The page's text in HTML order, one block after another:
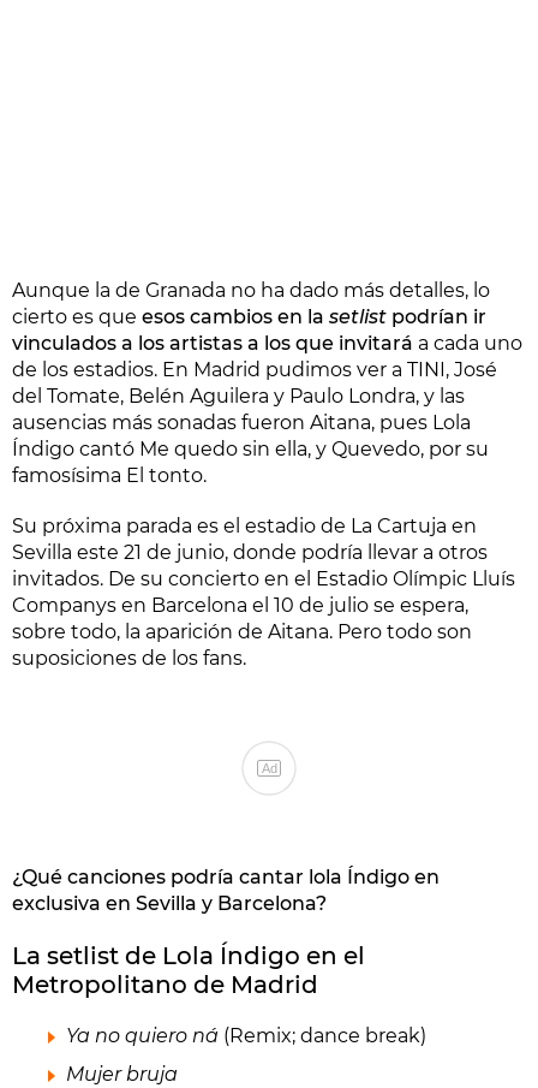
Aunque la de Granada no ha dado más detalles, lo
cierto es que esos cambios en la setlist podrían ir
vinculados a los artistas a los que invitará a cada uno
de los estadios. En Madrid pudimos ver a TINI, José
del Tomate, Belén Aguilera y Paulo Londra, y las
ausencias más sonadas fueron Aitana, pues Lola
Índigo cantó Me quedo sin ella, y Quevedo, por su
famosísima El tonto.
Su próxima parada es el estadio de La Cartuja en
Sevilla este 21 de junio, donde podría llevar a otros
invitados. De su concierto en el Estadio Olímpic Lluís
Companys en Barcelona el 10 de julio se espera,
sobre todo, la aparición de Aitana. Pero todo son
suposiciones de los fans.
Ad
¿Qué canciones podría cantar lola Índigo en
exclusiva en Sevilla y Barcelona?
La setlist de Lola Índigo en el
Metropolitano de Madrid
Ya no quiero ná (Remix; dance break)
Mujer bruja